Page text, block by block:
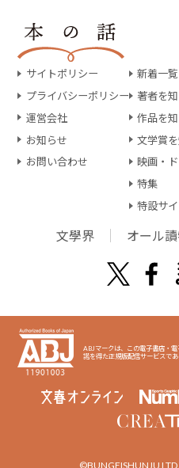
サイトポリシー
プライバシーポリシー
運営会社
お知らせ
お問い合わせ
新着一覧
著者を
作品を知
文学賞
映画・
特集
特設サイ
文學界 オール
ABJマークは、この電子書店・
諾を得た正規版配信サービスで
©BUNGEISHUNJU LTD.